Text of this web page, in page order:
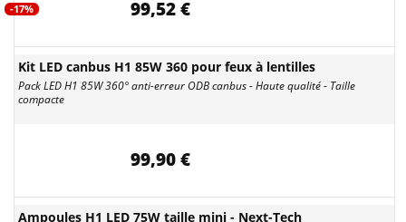
-17% 99,52 €
Kit LED canbus H1 85W 360 pour feux à lentilles
Pack LED H1 85W 360° anti-erreur ODB canbus - Haute qualité - Taille
compacte
99,90 €
Ampoules H1 LED 75W taille mini - Next-Tech